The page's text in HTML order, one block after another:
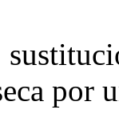
por